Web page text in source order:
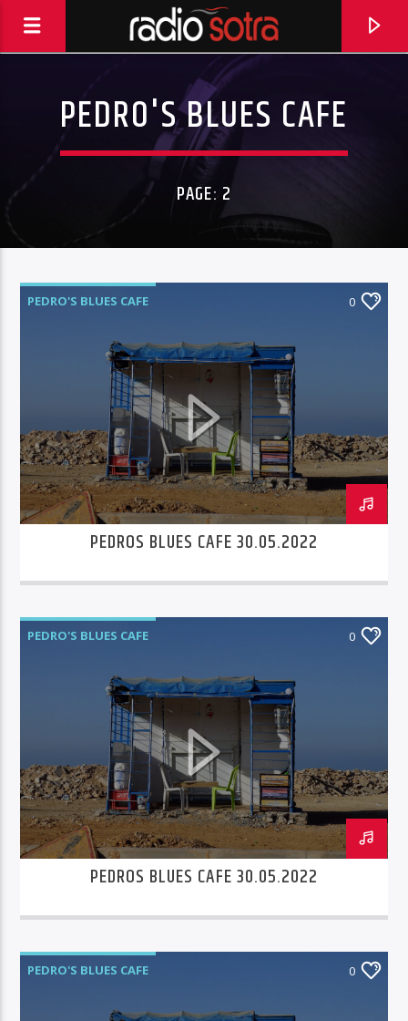
DON'T PANIC
Radio Sotra
PEDRO'S BLUES CAFE
PAGE: 2
PEDRO'S BLUES CAFE 0
PEDROS BLUES CAFE 30.05.2022
PEDRO'S BLUES CAFE 0
PEDROS BLUES CAFE 30.05.2022
PEDRO'S BLUES CAFE 0